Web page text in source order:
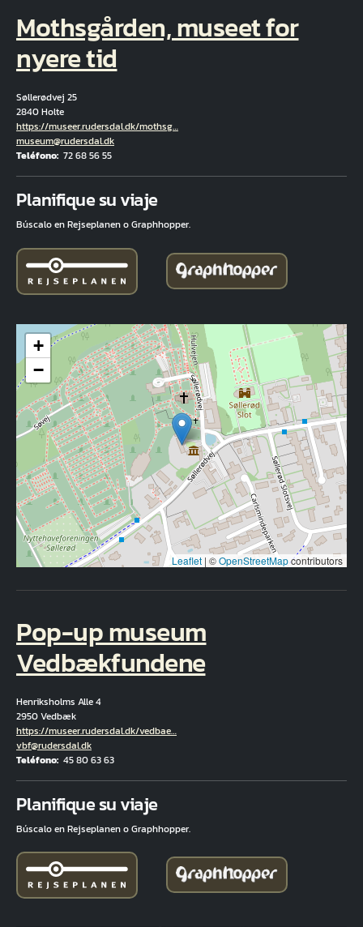
Mothsgården, museet for
nyere tid
Søllerødvej 25
2840 Holte
Hjemmeside
https://museer.rudersdal.dk/mothsg…
Correo electrónico
museum@rudersdal.dk
Teléfono 72 68 56 55
Planifique su viaje
Búscalo en Rejseplanen o Graphhopper.
+
−
Leaflet | ©OpenStreetMapcontributors
Pop-up museum
Vedbækfundene
Henriksholms Alle 4
2950 Vedbæk
Hjemmeside
https://museer.rudersdal.dk/vedbae…
Correo electrónico
vbf@rudersdal.dk
Teléfono 45 80 63 63
Planifique su viaje
Búscalo en Rejseplanen o Graphhopper.